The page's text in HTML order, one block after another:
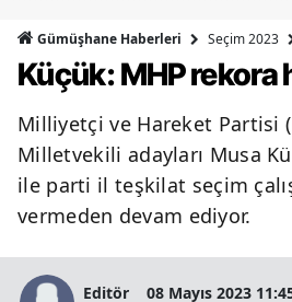
Gümüşhane Haberleri Seçim 2023
Küçük: MHP rekora
Milliyetçi ve Hareket Partisi
Milletvekili adayları Musa
ile parti il teşkilat seçim
vermeden devam ediyor.
Editör 08 Mayıs 2023